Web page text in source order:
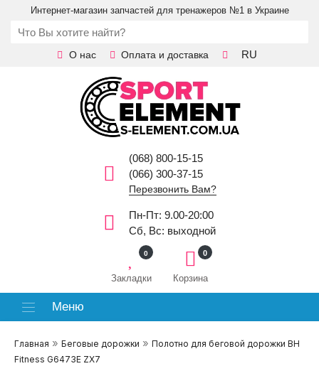
Интернет-магазин запчастей для тренажеров №1 в Украине
О нас Оплата и доставка RU
(068) 800-15-15
(066) 300-37-15
Перезвонить Вам?
Пн-Пт: 9.00-20:00
Сб, Вс: выходной
Закладки
0
Корзина
0
Меню
Главная » Беговые дорожки » Полотно для беговой дорожки BH
Fitness G6473E ZX7